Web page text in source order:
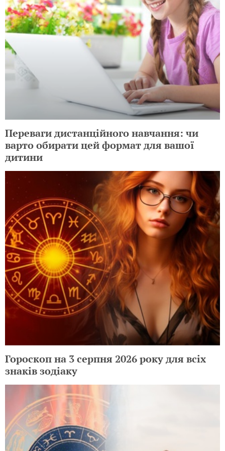
Переваги дистанційного навчання: чи
варто обирати цей формат для вашої
дитини
Гороскоп на 3 серпня 2026 року для всіх
знаків зодіаку